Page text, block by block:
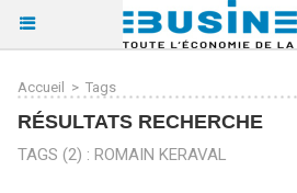
Accueil > Tags
RÉSULTATS RECHERCHE
TAGS (2) : ROMAIN KERAVAL